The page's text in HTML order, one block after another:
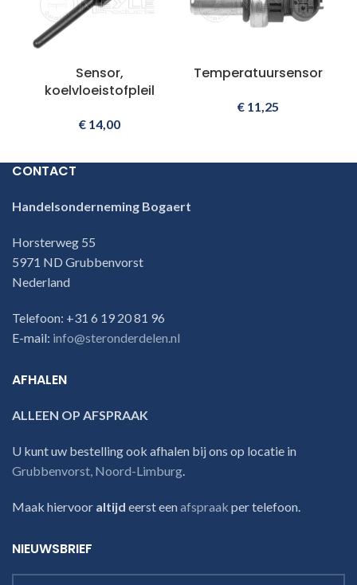
Sensor,
koelvloeistofpleil
€14,00
Temperatuursensor
€11,25
CONTACT
Handelsonderneming Bogaert
Horsterweg 55
5971 ND Grubbenvorst
Nederland
Telefoon: +31 6 19 20 81 96
E-mail: info@steronderdelen.nl
AFHALEN
ALLEEN OP AFSPRAAK
U kunt uw bestelling ook afhalen bij ons op locatie in
Grubbenvorst, Noord-Limburg.
Maak hiervoor altijd eerst eenafspraak per telefoon.
NIEUWSBRIEF